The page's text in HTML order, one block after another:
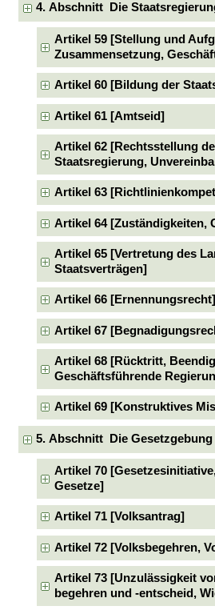
4. Abschnitt Die
Artikel 59 [Stellung und
Zusammensetzung,
Artikel 60 [Bildung der
Artikel 61 [Amtseid]
Artikel 62 [Rechtsstellung
Staatsregierung,
Artikel 63
Artikel 64 [Zuständigkeiten,
Artikel 65 [Vertretung des
Staatsverträgen]
Artikel 66 [Ernennungsrecht]
Artikel 67
Artikel 68 [Rücktritt,
Geschäftsführende
Artikel 69 [Konstruktives
5. Abschnitt Die Gesetzgebung
Artikel 70
Gesetze]
Artikel 71 [Volksantrag]
Artikel 72 [Volksbegehren,
Artikel 73 [Unzulässigkeit
begehren und -entscheid,